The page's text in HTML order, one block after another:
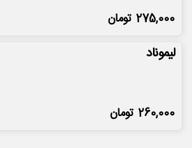
275,000 تومان
لیموناد
260,000 تومان